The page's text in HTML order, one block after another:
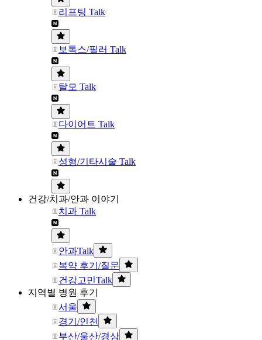
리프팅 Talk
보톡스/필러 Talk
탈모 Talk
다이어트 Talk
성형/기타시술 Talk
건강/치과/안과 이야기
치과 Talk
안과Talk
복약 후기/질문
건강고민Talk
지역별 병원 후기
서울
경기/인천
부산/울산/경상